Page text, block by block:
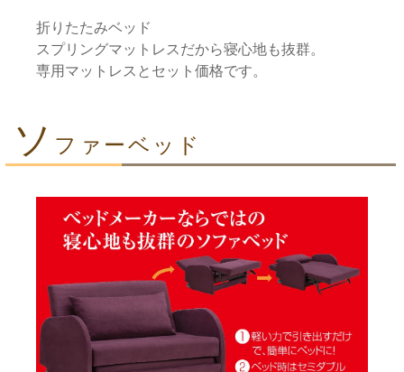
折りたたみベッド
スプリングマットレスだから寝心地も抜群。
専用マットレスとセット価格です。
ソ ファーベッド